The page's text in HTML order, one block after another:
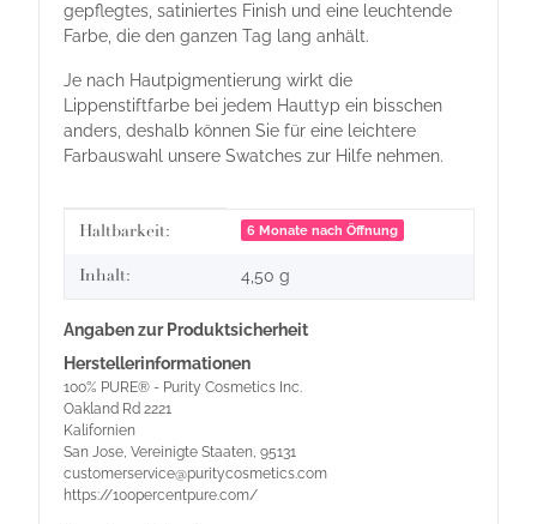
gepflegtes, satiniertes Finish und eine leuchtende
Farbe, die den ganzen Tag lang anhält.
Je nach Hautpigmentierung wirkt die
Lippenstiftfarbe bei jedem Hauttyp ein bisschen
anders, deshalb können Sie für eine leichtere
Farbauswahl unsere Swatches zur Hilfe nehmen.
Produkteigenschaft
Wert
Haltbarkeit: 6 Monate nach Öffnung
Inhalt: 4,50 g
Angaben zur Produktsicherheit
Herstellerinformationen
100% PURE® - Purity Cosmetics Inc.
Oakland Rd 2221
Kalifornien
San Jose, Vereinigte Staaten, 95131
customerservice@puritycosmetics.com
https://100percentpure.com/